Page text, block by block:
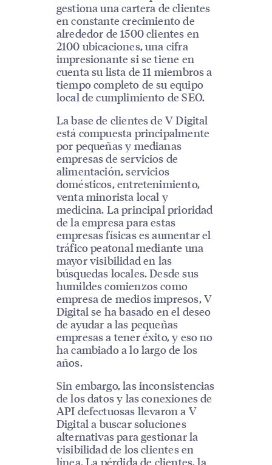
gestiona una cartera de clientes
en constante crecimiento de
alrededor de 1500 clientes en
2100 ubicaciones, una cifra
impresionante si se tiene en
cuenta su lista de 11 miembros a
tiempo completo de su equipo
local de cumplimiento de SEO.
La base de clientes de V Digital
está compuesta principalmente
por pequeñas y medianas
empresas de servicios de
alimentación, servicios
domésticos, entretenimiento,
venta minorista local y
medicina. La principal prioridad
de la empresa para estas
empresas físicas es aumentar el
tráfico peatonal mediante una
mayor visibilidad en las
búsquedas locales. Desde sus
humildes comienzos como
empresa de medios impresos, V
Digital se ha basado en el deseo
de ayudar a las pequeñas
empresas a tener éxito, y eso no
ha cambiado a lo largo de los
años.
Sin embargo, las inconsistencias
de los datos y las conexiones de
API defectuosas llevaron a V
Digital a buscar soluciones
alternativas para gestionar la
visibilidad de los clientes en
línea. La pérdida de clientes, la